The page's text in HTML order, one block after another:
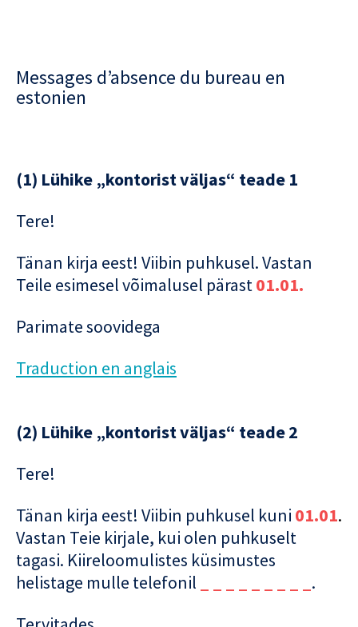
Messages d’absence du bureau en
estonien
(1) Lühike „kontorist väljas“ teade 1
Tere!
Tänan kirja eest! Viibin puhkusel. Vastan
Teile esimesel võimalusel pärast01.01.
Parimate soovidega
Traduction en anglais
(2) Lühike „kontorist väljas“ teade 2
Tere!
Tänan kirja eest! Viibin puhkusel kuni 01.01.
Vastan Teie kirjale, kui olen puhkuselt
tagasi. Kiireloomulistes küsimustes
helistage mulle telefonil
.